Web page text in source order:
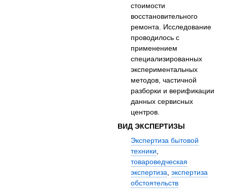
стоимости
восстановительного
ремонта. Исследование
проводилось с
применением
специализированных
экспериментальных
методов, частичной
разборки и верификации
данных сервисных
центров.
ВИД ЭКСПЕРТИЗЫ
Экспертиза бытовой
техники
товароведческая
экспертиза ,экспертиза
обстоятельств